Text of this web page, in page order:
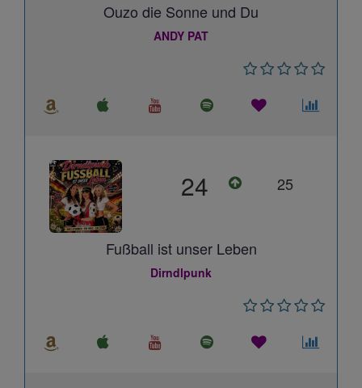
Ouzo die Sonne und Du
ANDY PAT
24 25
Fußball ist unser Leben
Dirndlpunk